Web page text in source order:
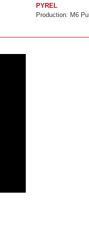
PYREL
Production: M6